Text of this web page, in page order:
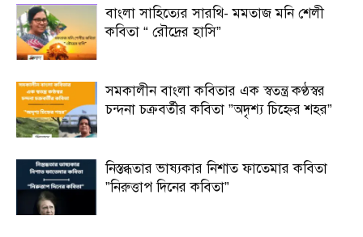
বাংলা সাহিত্যের সারথি- মমতাজ মনি শেলী
কবিতা “ রৌদ্রের হাসি”
সমকালীন বাংলা কবিতার এক স্বতন্ত্র কণ্ঠস্বর
চন্দনা চক্রবর্তীর কবিতা ”অদৃশ্য চিহ্নের শহর”
নিস্তব্ধতার ভাষ্যকার নিশাত ফাতেমার কবিতা
”নিরুত্তাপ দিনের কবিতা”